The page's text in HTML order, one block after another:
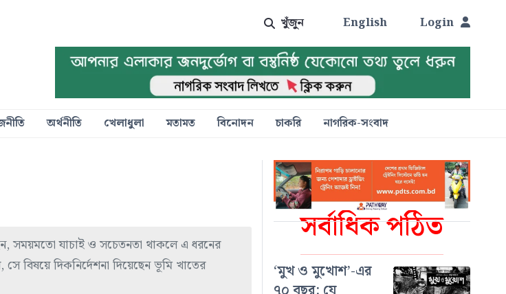
খুঁজুন English Login
অর্থনীতি খেলাধুলা মতামত বিনোদন চাকরি নাগরিক-সংবাদ
সর্বাধিক পঠিত
‘মুখ ও মুখোশ’-এর
সময়মতো যাচাই ও সচেতনতা থাকলে এ ধরনের
বিষয়ে দিকনির্দেশনা দিয়েছেন ভূমি খাতের